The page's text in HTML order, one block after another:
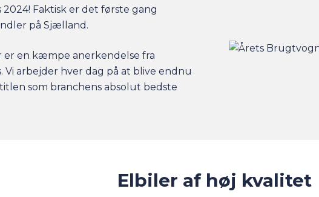
Faktisk er det første gang
på Sjælland.
er en kæmpe anerkendelse fra
Vi arbejder hver dag på at blive endnu
som branchens absolut bedste
Elbiler af høj kvalitet